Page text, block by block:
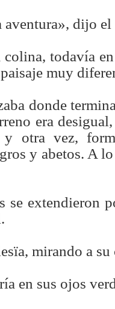
aventura», dijo
colina, todavía
muy
donde
era
otra vez,
y abetos. A
se extendieron
mirando a su
en sus ojos